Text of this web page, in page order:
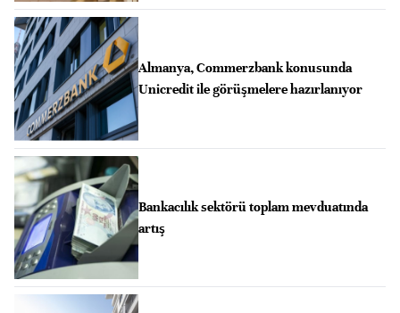
Almanya, Commerzbank konusunda
Unicredit ile görüşmelere hazırlanıyor
Bankacılık sektörü toplam mevduatında
artış